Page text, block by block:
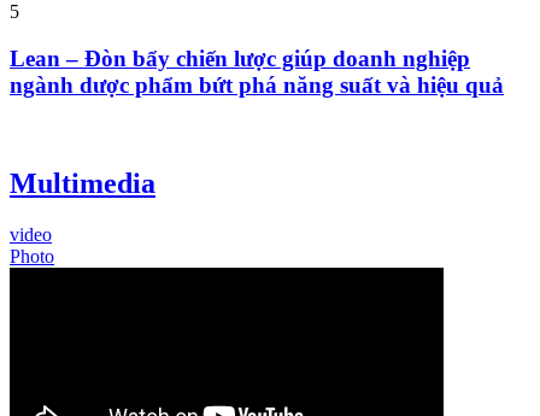
5
Lean – Đòn bẩy chiến lược giúp doanh nghiệp
ngành dược phẩm bứt phá năng suất và hiệu quả
Multimedia
video
Photo